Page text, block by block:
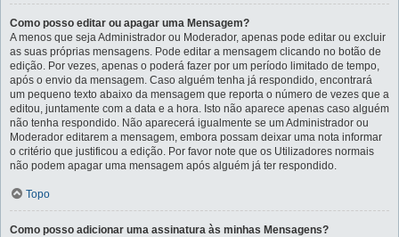
Como posso editar ou apagar uma Mensagem?
A menos que seja Administrador ou Moderador, apenas pode editar ou excluir
as suas próprias mensagens. Pode editar a mensagem clicando no botão de
edição. Por vezes, apenas o poderá fazer por um período limitado de tempo,
após o envio da mensagem. Caso alguém tenha já respondido, encontrará
um pequeno texto abaixo da mensagem que reporta o número de vezes que a
editou, juntamente com a data e a hora. Isto não aparece apenas caso alguém
não tenha respondido. Não aparecerá igualmente se um Administrador ou
Moderador editarem a mensagem, embora possam deixar uma nota informar
o critério que justificou a edição. Por favor note que os Utilizadores normais
não podem apagar uma mensagem após alguém já ter respondido.
Topo
Como posso adicionar uma assinatura às minhas Mensagens?